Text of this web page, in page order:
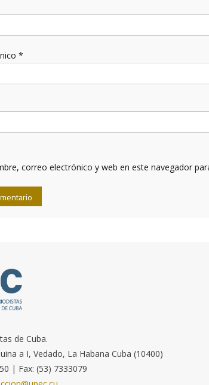
*
correo electrónico y web en este navegador
de Cuba.
a I, Vedado, La Habana Cuba (10400)
| Fax: (53) 7333079